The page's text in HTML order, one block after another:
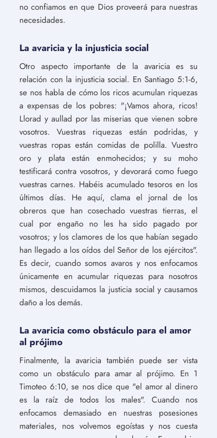
no confiamos en que Dios proveerá para nuestras
necesidades.
La avaricia y la injusticia social
Otro aspecto importante de la avaricia es su
relación con la injusticia social. En Santiago 5:1-6,
se nos habla de cómo los ricos acumulan riquezas
a expensas de los pobres: "¡Vamos ahora, ricos!
Llorad y aullad por las miserias que vienen sobre
vosotros. Vuestras riquezas están podridas, y
vuestras ropas están comidas de polilla. Vuestro
oro y plata están enmohecidos; y su moho
testificará contra vosotros, y devorará como fuego
vuestras carnes. Habéis acumulado tesoros en los
últimos días. He aquí, clama el jornal de los
obreros que han cosechado vuestras tierras, el
cual por engaño no les ha sido pagado por
vosotros; y los clamores de los que habían segado
han llegado a los oídos del Señor de los ejércitos".
Es decir, cuando somos avaros y nos enfocamos
únicamente en acumular riquezas para nosotros
mismos, descuidamos la justicia social y causamos
daño a los demás.
La avaricia como obstáculo para el amor
al prójimo
Finalmente, la avaricia también puede ser vista
como un obstáculo para amar al prójimo. En 1
Timoteo 6:10, se nos dice que "el amor al dinero
es la raíz de todos los males". Cuando nos
enfocamos demasiado en nuestras posesiones
materiales, nos volvemos egoístas y nos cuesta